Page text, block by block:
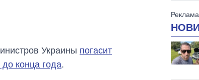
Украины погасит
конца года.